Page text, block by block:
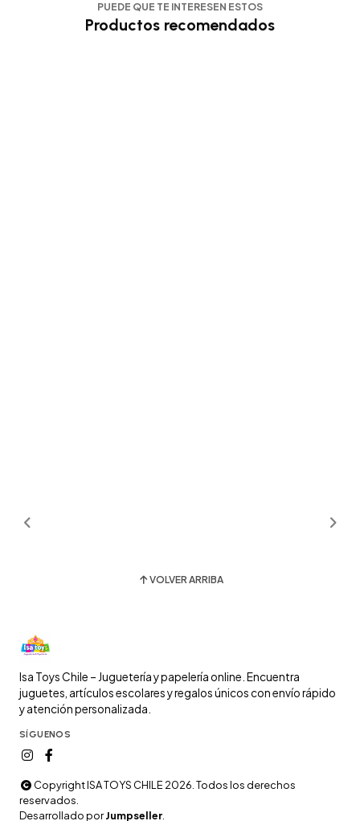
PUEDE QUE TE INTERESEN ESTOS
Productos recomendados
VOLVER ARRIBA
Isa Toys Chile – Juguetería y papelería online. Encuentra
juguetes, artículos escolares y regalos únicos con envío rápido
y atención personalizada.
SÍGUENOS
Copyright ISA TOYS CHILE 2026. Todos los derechos
reservados.
Desarrollado porJumpseller.